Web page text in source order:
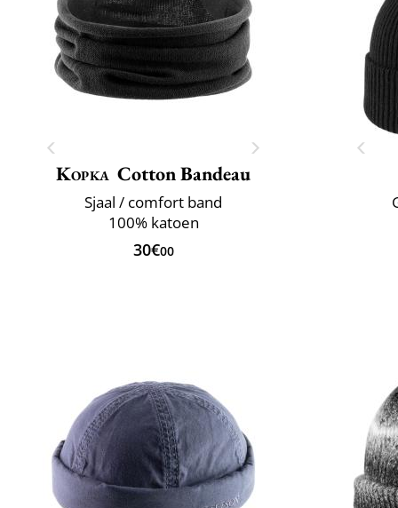
Kopka Cotton Bandeau
Sjaal / comfort band
100% katoen
30€00